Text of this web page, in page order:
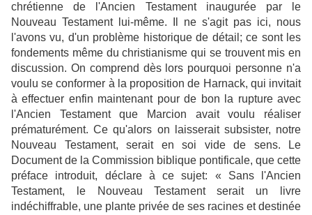
chrétienne de l'Ancien Testament inaugurée par le
Nouveau Testament lui-même. Il ne s'agit pas ici, nous
l'avons vu, d'un problème historique de détail; ce sont les
fondements même du christianisme qui se trouvent mis en
discussion. On comprend dès lors pourquoi personne n'a
voulu se conformer à la proposition de Harnack, qui invitait
à effectuer enfin maintenant pour de bon la rupture avec
l'Ancien Testament que Marcion avait voulu réaliser
prématurément. Ce qu'alors on laisserait subsister, notre
Nouveau Testament, serait en soi vide de sens. Le
Document de la Commission biblique pontificale, que cette
préface introduit, déclare à ce sujet: « Sans l'Ancien
Testament, le Nouveau Testament serait un livre
indéchiffrable, une plante privée de ses racines et destinée